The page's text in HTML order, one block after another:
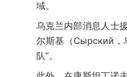
域。
乌克兰内部消息人士
尔斯基（Сырский，
队”。